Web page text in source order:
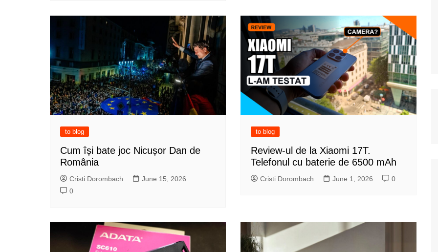
to blog
Cum își bate joc Nicușor Dan de
România
Cristi Dorombach
June 15, 2026
0
to blog
Review-ul de la Xiaomi 17T.
Telefonul cu baterie de 6500 mAh
Cristi Dorombach June 1, 2026 0